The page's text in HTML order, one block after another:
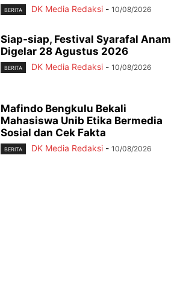
BERITA DK Media Redaksi - 10/08/2026
Siap-siap, Festival Syarafal Anam
Digelar 28 Agustus 2026
BERITA DK Media Redaksi - 10/08/2026
Mafindo Bengkulu Bekali
Mahasiswa Unib Etika Bermedia
Sosial dan Cek Fakta
BERITA DK Media Redaksi - 10/08/2026